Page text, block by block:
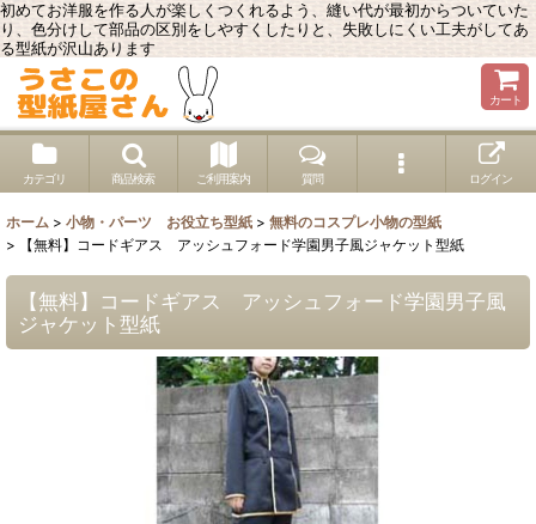
初めてお洋服を作る人が楽しくつくれるよう、縫い代が最初からついていた
り、色分けして部品の区別をしやすくしたりと、失敗しにくい工夫がしてあ
る型紙が沢山あります
カート
カテゴリ 商品検索 ご利用案内 質問 ログイン
ホーム > 小物・パーツ お役立ち型紙 > 無料のコスプレ小物の型紙
>
【無料】コードギアス アッシュフォード学園男子風ジャケット型紙
【無料】コードギアス アッシュフォード学園男子風
ジャケット型紙